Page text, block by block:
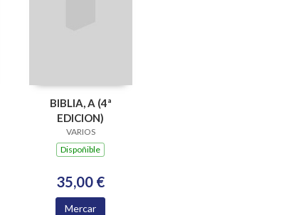
BIBLIA, A (4ª
EDICION)
VARIOS
Dispoñible
35,00 €
Mercar